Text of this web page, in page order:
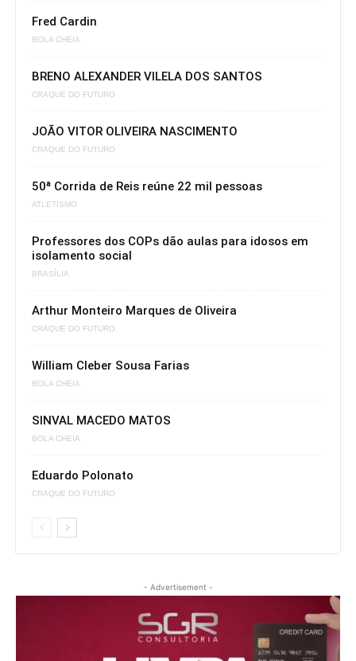
Fred Cardin
BOLA CHEIA
BRENO ALEXANDER VILELA DOS SANTOS
CRAQUE DO FUTURO
JOÃO VITOR OLIVEIRA NASCIMENTO
CRAQUE DO FUTURO
50ª Corrida de Reis reúne 22 mil pessoas
ATLETISMO
Professores dos COPs dão aulas para idosos em
isolamento social
BRASÍLIA
Arthur Monteiro Marques de Oliveira
CRAQUE DO FUTURO
William Cleber Sousa Farias
BOLA CHEIA
SINVAL MACEDO MATOS
BOLA CHEIA
Eduardo Polonato
CRAQUE DO FUTURO
- Advertisement -